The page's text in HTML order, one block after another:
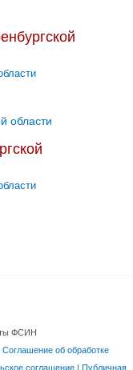
ФСИН
Соглашение об обработке
соглашение | Публичная